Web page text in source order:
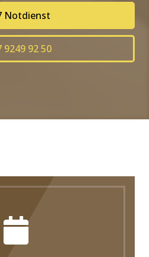
Notdienst
9249 92 50